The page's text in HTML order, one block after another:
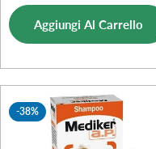
di
vendita
normale
Aggiungi Al Carrello
-38%